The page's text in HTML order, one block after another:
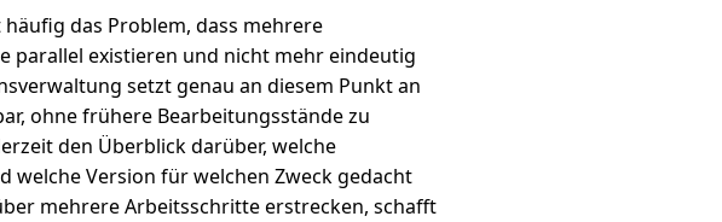
das Problem, dass mehrere
parallel existieren und nicht mehr eindeutig
setzt genau an diesem Punkt an
ohne frühere Bearbeitungsstände zu
den Überblick darüber, welche
Version für welchen Zweck gedacht
mehrere Arbeitsschritte erstrecken, schafft